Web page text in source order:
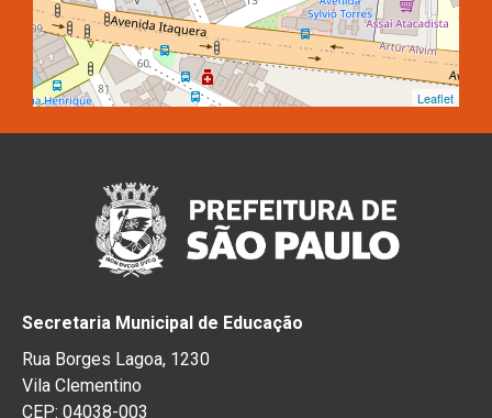
Leaflet
Secretaria Municipal de Educação
Rua Borges Lagoa, 1230
Vila Clementino
CEP: 04038-003